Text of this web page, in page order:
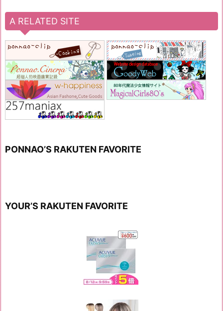
A RELATED SITE
PONNAO’S RAKUTEN FAVORITE
YOUR’S RAKUTEN FAVORITE